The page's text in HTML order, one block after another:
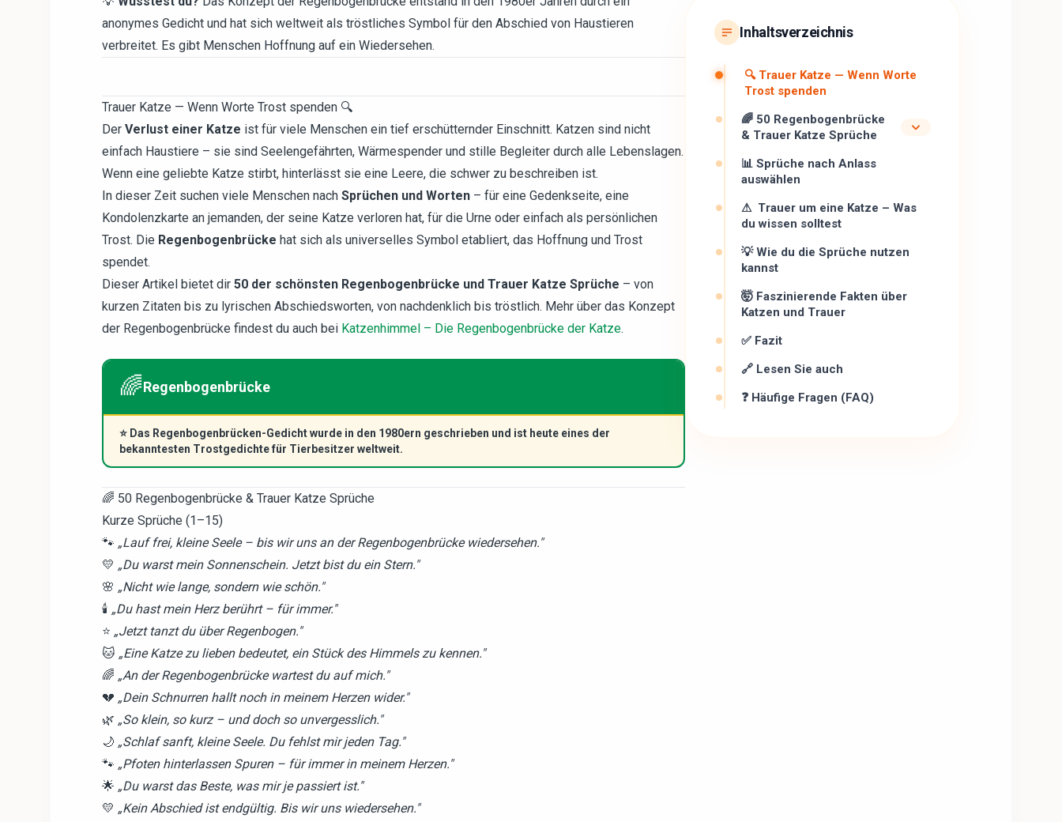
anonymes Gedicht und hat sich weltweit als tröstliches Symbol für den Abschied von Haustieren
verbreitet. Es gibt Menschen Hoffnung auf ein Wiedersehen.
Trauer Katze — Wenn Worte Trost spenden 🔍
Der Verlust einer Katze ist für viele Menschen ein tief erschütternder Einschnitt. Katzen sind nicht
einfach Haustiere – sie sind Seelengefährten, Wärmespender und stille Begleiter durch alle Lebenslagen.
Wenn eine geliebte Katze stirbt, hinterlässt sie eine Leere, die schwer zu beschreiben ist.
In dieser Zeit suchen viele Menschen nach Sprüchen und Worten – für eine Gedenkseite, eine
Kondolenzkarte an jemanden, der seine Katze verloren hat, für die Urne oder einfach als persönlichen
Trost. Die Regenbogenbrücke hat sich als universelles Symbol etabliert, das Hoffnung und Trost
spendet.
Dieser Artikel bietet dir 50 der schönsten Regenbogenbrücke und Trauer Katze Sprüche – von
kurzen Zitaten bis zu lyrischen Abschiedsworten, von nachdenklich bis tröstlich. Mehr über das Konzept
der Regenbogenbrücke findest du auch bei Katzenhimmel – Die Regenbogenbrücke der Katze.
🌈Regenbogenbrücke
⭐ Das Regenbogenbrücken-Gedicht wurde in den 1980ern geschrieben und ist heute eines der
bekanntesten Trostgedichte für Tierbesitzer weltweit.
🌈 50 Regenbogenbrücke & Trauer Katze Sprüche
Kurze Sprüche (1–15)
🐾 „Lauf frei, kleine Seele – bis wir uns an der Regenbogenbrücke wiedersehen."
💛 „Du warst mein Sonnenschein. Jetzt bist du ein Stern."
🌸 „Nicht wie lange, sondern wie schön."
🕯️ „Du hast mein Herz berührt – für immer."
⭐ „Jetzt tanzt du über Regenbogen."
🐱 „Eine Katze zu lieben bedeutet, ein Stück des Himmels zu kennen."
🌈 „An der Regenbogenbrücke wartest du auf mich."
💔 „Dein Schnurren hallt noch in meinem Herzen wider."
🌿 „So klein, so kurz – und doch so unvergesslich."
🌙 „Schlaf sanft, kleine Seele. Du fehlst mir jeden Tag."
🐾 „Pfoten hinterlassen Spuren – für immer in meinem Herzen."
🌟 „Du warst das Beste, was mir je passiert ist."
💛 „Kein Abschied ist endgültig. Bis wir uns wiedersehen."
Inhaltsverzeichnis
🔍 Trauer Katze — Wenn Worte
Trost spenden
🌈 50 Regenbogenbrücke
& Trauer Katze Sprüche
📊 Sprüche nach Anlass
auswählen
⚠ ️ Trauer um eine Katze – Was
du wissen solltest
💡 Wie du die Sprüche nutzen
kannst
🤯 Faszinierende Fakten über
Katzen und Trauer
✅ Fazit
🔗 Lesen Sie auch
❓ Häufige Fragen (FAQ)